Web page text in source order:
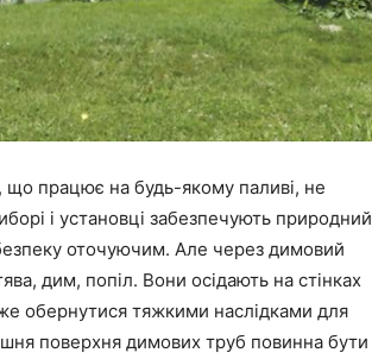
працює на будь-якому паливі, не
і установці забезпечують природний
оточуючим. Але через димовий
дим, попіл. Вони осідають на стінках
обернутися тяжкими наслідками для
поверхня димових труб повинна бути